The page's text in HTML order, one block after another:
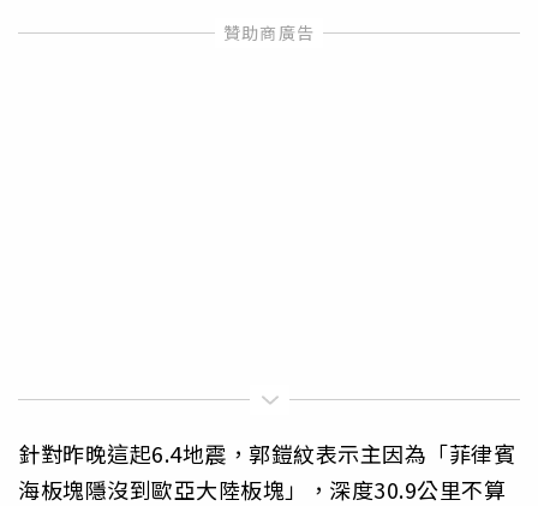
針對昨晚這起6.4地震，郭鎧紋表示主因為「菲律賓
海板塊隱沒到歐亞大陸板塊」，深度30.9公里不算